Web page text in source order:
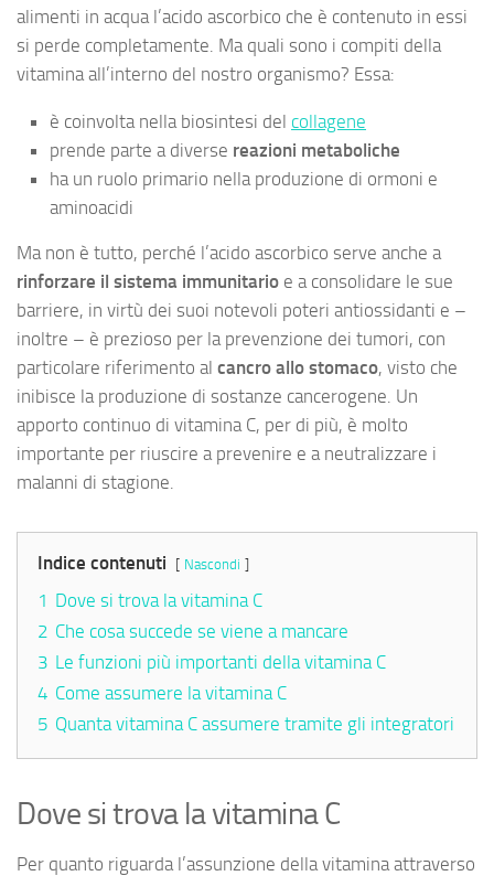
alimenti in acqua l’acido ascorbico che è contenuto in essi
si perde completamente. Ma quali sono i compiti della
vitamina all’interno del nostro organismo? Essa:
è coinvolta nella biosintesi del collagene
prende parte a diverse reazioni metaboliche
ha un ruolo primario nella produzione di ormoni e
aminoacidi
Ma non è tutto, perché l’acido ascorbico serve anche a
rinforzare il sistema immunitario e a consolidare le sue
barriere, in virtù dei suoi notevoli poteri antiossidanti e –
inoltre – è prezioso per la prevenzione dei tumori, con
particolare riferimento al cancro allo stomaco, visto che
inibisce la produzione di sostanze cancerogene. Un
apporto continuo di vitamina C, per di più, è molto
importante per riuscire a prevenire e a neutralizzare i
malanni di stagione.
Indice contenuti Nascondi
1 Dove si trova la vitamina C
2 Che cosa succede se viene a mancare
3 Le funzioni più importanti della vitamina C
4 Come assumere la vitamina C
5 Quanta vitamina C assumere tramite gli integratori
Dove si trova la vitamina C
Per quanto riguarda l’assunzione della vitamina attraverso